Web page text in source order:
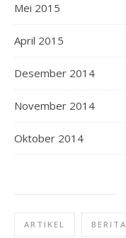
Mei 2015
April 2015
Desember 2014
November 2014
Oktober 2014
ARTIKEL BERITA